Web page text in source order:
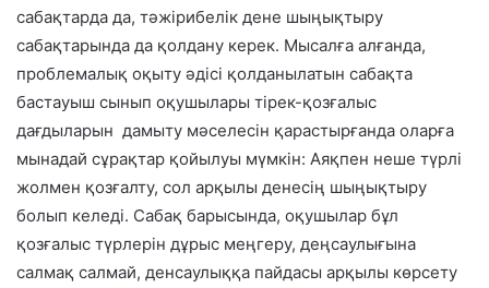
сабақтарда да, тәжірибелік дене шыңықтыру
сабақтарында да қолдану керек. Мысалға алғанда,
проблемалық оқыту әдісі қолданылатын сабақта
бастауыш сынып оқушылары тірек-қозғалыс
дағдыларын дамыту мәселесін қарастырғанда оларға
мынадай сұрақтар қойылуы мүмкін: Аяқпен неше түрлі
жолмен қозғалту, сол арқылы денесің шыңықтыру
болып келеді. Сабақ барысында, оқушылар бұл
қозғалыс түрлерін дұрыс меңгеру, деңсаулығына
салмақ салмай, денсаулыққа пайдасы арқылы көрсету